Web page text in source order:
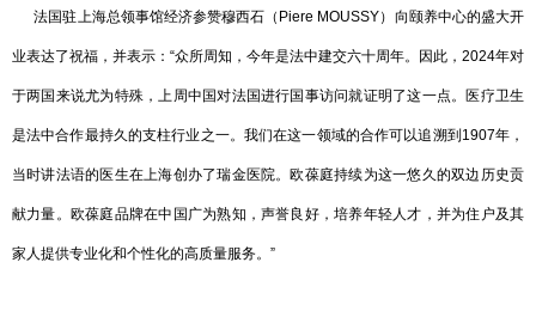
法国驻上海总领事馆经济参赞穆西石（Piere MOUSSY）向颐养中心的盛大开
业表达了祝福，并表示：“众所周知，今年是法中建交六十周年。因此，2024年对
于两国来说尤为特殊，上周中国对法国进行国事访问就证明了这一点。医疗卫生
是法中合作最持久的支柱行业之一。我们在这一领域的合作可以追溯到1907年，
当时讲法语的医生在上海创办了瑞金医院。欧葆庭持续为这一悠久的双边历史贡
献力量。欧葆庭品牌在中国广为熟知，声誉良好，培养年轻人才，并为住户及其
家人提供专业化和个性化的高质量服务。”